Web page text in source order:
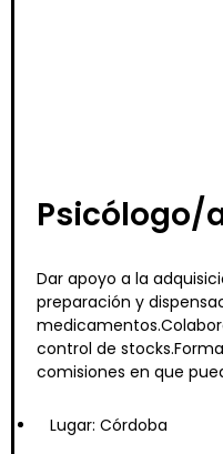
Psicólogo/
Dar apoyo a la
preparación y
control de
comisiones en que
Lugar: Córdoba